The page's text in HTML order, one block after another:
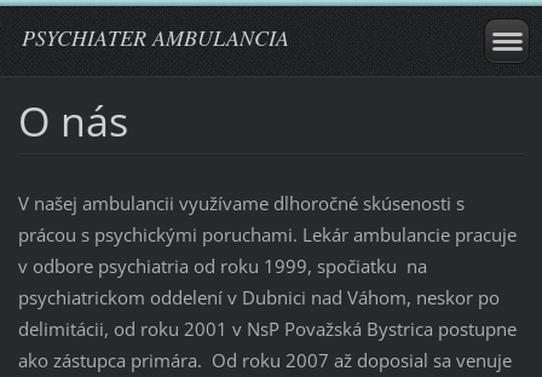
PSYCHIATER AMBULANCIA
O nás
V našej ambulancii využívame dlhoročné skúsenosti s
prácou s psychickými poruchami. Lekár ambulancie pracuje
v odbore psychiatria od roku 1999, spočiatku na
psychiatrickom oddelení v Dubnici nad Váhom, neskor po
delimitácii, od roku 2001 v NsP Považská Bystrica postupne
ako zástupca primára. Od roku 2007 až doposial sa venuje